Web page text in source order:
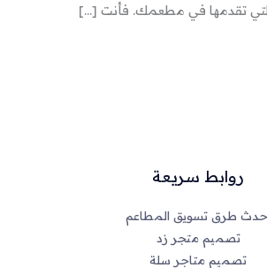
التي تقدمها في مطعمك. فأنت […]
روابط سريعة
طرق تسويق المطاعم
تصميم متجر زد
تصميم متاجر سلة